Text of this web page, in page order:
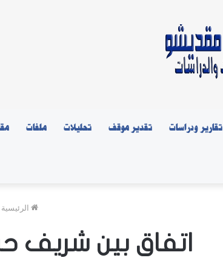
تقارير ودراسات تقدير موقف تحليلات ملفات
الرئيسية
اتفاق بين